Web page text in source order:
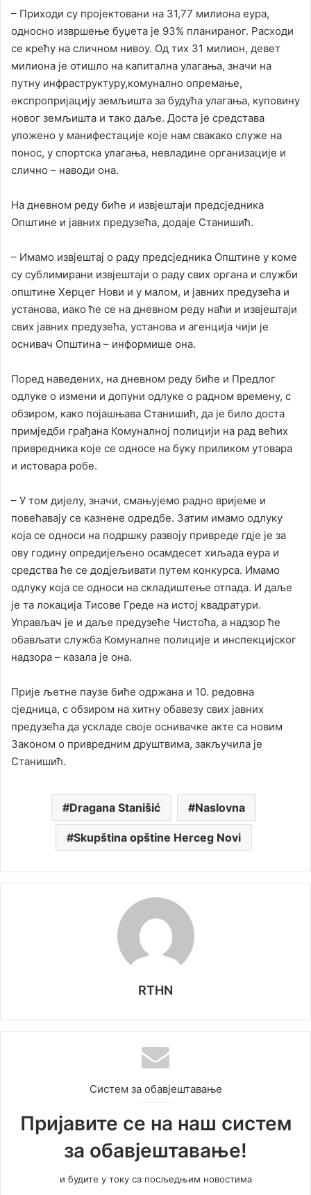
– Приходи су пројектовани на 31,77 милиона еура,
односно извршење буџета је 93% планираног. Расходи
се крећу на сличном нивоу. Од тих 31 милион, девет
милиона је отишло на капитална улагања, значи на
путну инфраструктуру,комунално опремање,
експропријацију земљишта за будућа улагања, куповину
новог земљишта и тако даље. Доста је средстава
уложено у манифестације које нам свакако служе на
понос, у спортска улагања, невладине организације и
слично – наводи она.
На дневном реду биће и извјештаји предсједника
Општине и јавних предузећа, додаје Станишић.
– Имамо извјештај о раду предсједника Општине у коме
су сублимирани извјештаји о раду свих органа и служби
општине Херцег Нови и у малом, и јавних предузећа и
установа, иако ће се на дневном реду наћи и извјештаји
свих јавних предузећа, установа и агенција чији је
оснивач Општина – информише она.
Поред наведених, на дневном реду биће и Предлог
одлуке о измени и допуни одлуке о радном времену, с
обзиром, како појашњава Станишић, да је било доста
примједби грађана Комуналној полицији на рад већих
привредника које се односе на буку приликом утовара
и истовара робе.
– У том дијелу, значи, смањујемо радно вријеме и
повећавају се казнене одредбе. Затим имамо одлуку
која се односи на подршку развоју привреде гдје је за
ову годину опредијељено осамдесет хиљада еура и
средства ће се додјељивати путем конкурса. Имамо
одлуку која се односи на складиштење отпада. И даље
је та локација Тисове Греде на истој квадратури.
Управљач је и даље предузеће Чистоћа, а надзор ће
обављати служба Комуналне полиције и инспекцијског
надзора – казала је она.
Прије љетне паузе биће одржана и 10. редовна
сједница, с обзиром на хитну обавезу свих јавних
предузећа да ускладе своје оснивачке акте са новим
Законом о привредним друштвима, закључила је
Станишић.
Dragana Stanišić Naslovna
Skupština opštine Herceg Novi
RTHN
Систем за обавјештавање
Пријавите се на наш систем
за обавјештавање!
и будите у току са посљедњим новостима